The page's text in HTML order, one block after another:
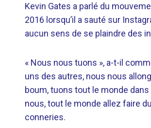
Kevin Gates a parlé du
2016 lorsqu’il a sauté sur
aucun sens de se plaindre des
« Nous nous tuons », a-t-il
uns des autres, nous nous
boum, tuons tout le monde
nous, tout le monde allez faire
conneries.